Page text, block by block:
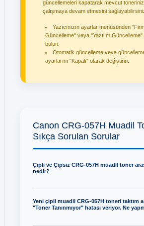
güncellemeleri kapatarak mevcut
çalışmaya devam etmesini
Yazıcınızın ayarlar menüsünden
Güncelleme" veya "Yazılım
bulun.
Otomatik güncelleme veya
ayarlarını "Kapalı" olarak değiştirin.
Canon CRG-057H Muadil
Sıkça Sorulan Sorular
Çipli ve Çipsiz CRG-057H muadil toner
nedir?
Yeni çipli muadil CRG-057H toneri taktım
"Toner Tanınmıyor" hatası veriyor. Ne